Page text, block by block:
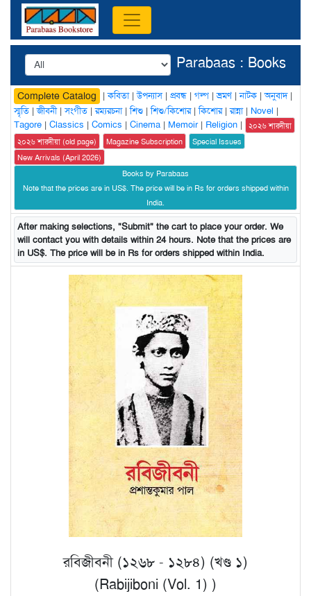
Parabaas : Books
Complete Catalog |কবিতা|উপন্যাস| প্রবন্ধ | গল্প |ভ্রমণ|নাটক |অনুবাদ|
স্মৃতি |জীবনী|সংগীত |রম্যরচনা|শিশু |শিশু/কিশোর|কিশোর|রান্না| Novel |
Tagore | Classics | Comics | Cinema | Memoir| Religion |
২০২৬ শারদীয়া
২০২৬ শারদীয়া (old page)
Magazine Subscription
Special Issues
New Arrivals (April 2026)
Books by Parabaas
Note that the prices are in US$. The price will be in Rs for orders shipped within
India.
After making selections, "Submit" the cart to place your order. We
will contact you with details within 24 hours. Note that the prices are
in US$. The price will be in Rs for orders shipped within India.
রবিজীবনী (১২৬৮ - ১২৮৪) (খণ্ড ১)
(Rabijiboni (Vol. 1) )